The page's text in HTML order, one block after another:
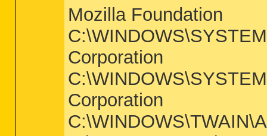
Mozilla Foundation
Corporation
Corporation